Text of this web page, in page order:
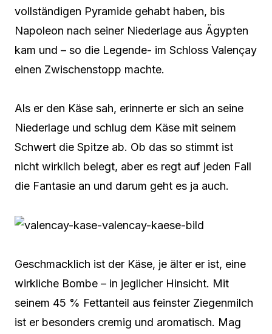
vollständigen Pyramide gehabt haben, bis
Napoleon nach seiner Niederlage aus Ägypten
kam und – so die Legende- im Schloss Valençay
einen Zwischenstopp machte.
Als er den Käse sah, erinnerte er sich an seine
Niederlage und schlug dem Käse mit seinem
Schwert die Spitze ab. Ob das so stimmt ist
nicht wirklich belegt, aber es regt auf jeden Fall
die Fantasie an und darum geht es ja auch.
Geschmacklich ist der Käse, je älter er ist, eine
wirkliche Bombe – in jeglicher Hinsicht. Mit
seinem 45 % Fettanteil aus feinster Ziegenmilch
ist er besonders cremig und aromatisch. Mag